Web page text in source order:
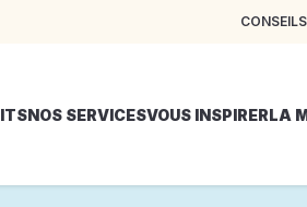
NOS SERVICESVOUS INSPIRERLA